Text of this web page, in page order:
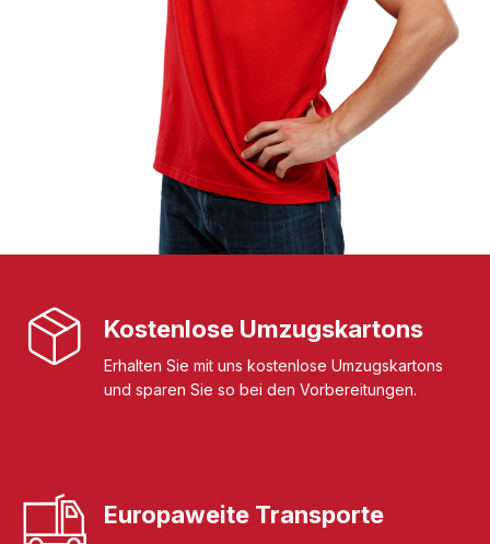
Kostenlose Umzugskartons
Erhalten Sie mit uns kostenlose Umzugskartons
und sparen Sie so bei den Vorbereitungen.
Europaweite Transporte